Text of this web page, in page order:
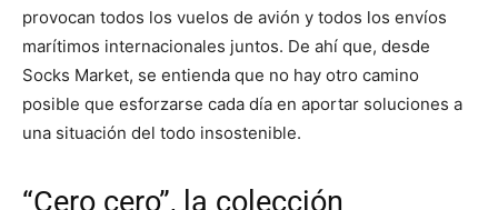
provocan todos los vuelos de avión y todos los envíos
marítimos internacionales juntos. De ahí que, desde
Socks Market, se entienda que no hay otro camino
posible que esforzarse cada día en aportar soluciones a
una situación del todo insostenible.
“Cero cero”, la colección